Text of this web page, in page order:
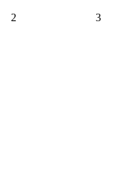
2
3